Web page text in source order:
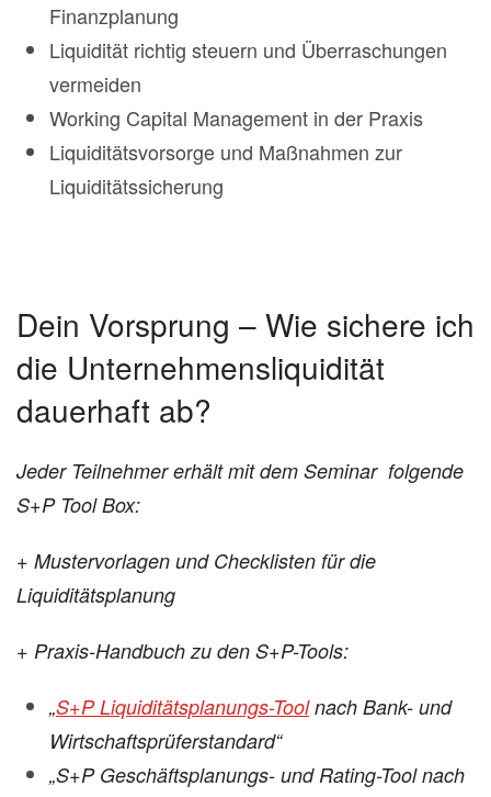
Finanzplanung
Liquidität richtig steuern und Überraschungen
vermeiden
Working Capital Management in der Praxis
Liquiditätsvorsorge und Maßnahmen zur
Liquiditätssicherung
Dein Vorsprung – Wie sichere ich
die Unternehmensliquidität
dauerhaft ab?
Jeder Teilnehmer erhält mit dem Seminar folgende
S+P Tool Box:
+ Mustervorlagen und Checklisten für die
Liquiditätsplanung
+ Praxis-Handbuch zu den S+P-Tools:
„S+P Liquiditätsplanungs-Toolnach Bank- und
Wirtschaftsprüferstandard“
„S+P Geschäftsplanungs- und Rating-Tool nach